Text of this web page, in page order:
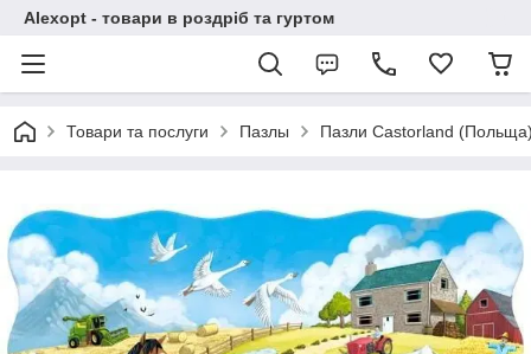
Alexopt - товари в роздріб та гуртом
Товари та послуги Пазлы Пазли Castorland